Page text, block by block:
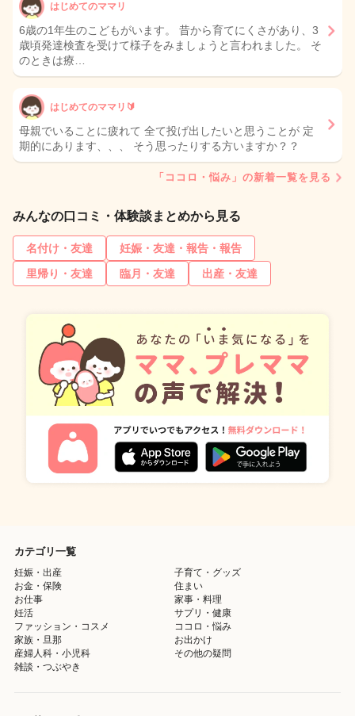
はじめてのママリ
6歳の1年生のこどもがいます。 昔から育てにくさがあり、3
歳頃発達検査を受けて様子をみましょうと言われました。 そ
のときは療…
はじめてのママリ🔰
母親でいることに疲れて 全て投げ出したいと思うことが 定
期的にあります、、、 そう思ったりする方いますか？？
「ココロ・悩み」の新着一覧を見る
みんなの口コミ・体験談まとめから見る
名付け・友達
妊娠・友達・報告・報告
里帰り・友達
臨月・友達 出産・友達
カテゴリ一覧
妊娠・出産
子育て・グッズ
お金・保険
住まい
お仕事
家事・料理
妊活
サプリ・健康
ファッション・コスメ
ココロ・悩み
家族・旦那
お出かけ
産婦人科・小児科
その他の疑問
雑談・つぶやき